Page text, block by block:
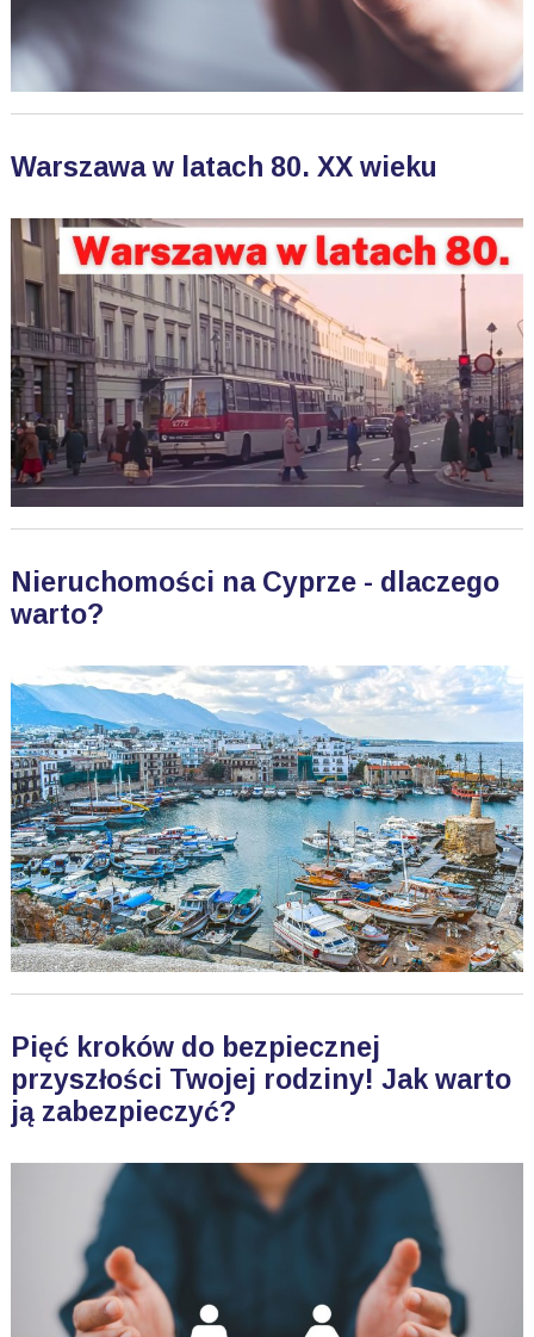
Warszawa w latach 80. XX wieku
Nieruchomości na Cyprze - dlaczego
warto?
Pięć kroków do bezpiecznej
przyszłości Twojej rodziny! Jak warto
ją zabezpieczyć?